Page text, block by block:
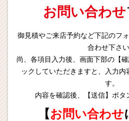
お問い合わせ
御見積やご来店予約など下記のフ
合わせ下さい
尚、各項目入力後、画面下部の【
ックしていただきますと、入力内
す。
内容を確認後、【送信】ボタ
【お問い合わせ